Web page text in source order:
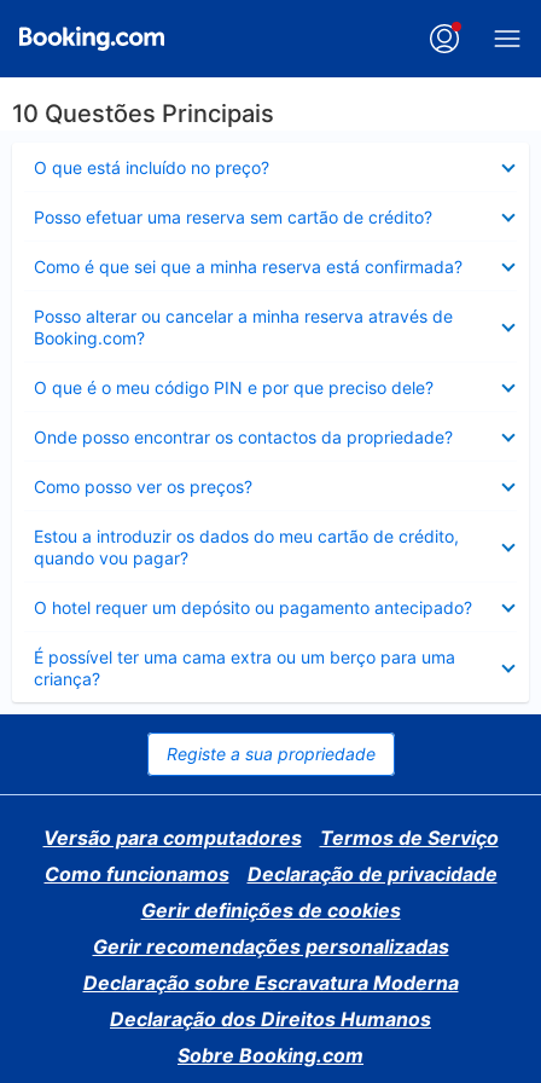
10 Questões Principais
O que está incluído no preço?
fechado
Posso efetuar uma reserva sem cartão de crédito?
fechado
Como é que sei que a minha reserva está confirmada?
fechado
Posso alterar ou cancelar a minha reserva através de
Booking.com?
fechado
O que é o meu código PIN e por que preciso dele?
fechado
Onde posso encontrar os contactos da propriedade?
fechado
Como posso ver os preços?
fechado
Estou a introduzir os dados do meu cartão de crédito,
quando vou pagar?
fechado
O hotel requer um depósito ou pagamento antecipado?
fechado
É possível ter uma cama extra ou um berço para uma
criança?
Elemento
fechado
Registe a sua propriedade
Versão para computadores
Termos de Serviço
Como funcionamos
Declaração de privacidade
Gerir definições de cookies
Gerir recomendações personalizadas
Declaração sobre Escravatura Moderna
Declaração dos Direitos Humanos
Sobre Booking.com